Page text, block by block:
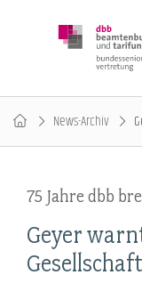
News-Archiv
75 Jahre dbb
Geyer
Gesellschaft